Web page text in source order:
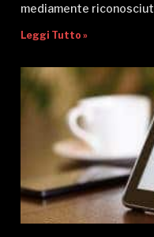
mediamente
Leggi Tutto »